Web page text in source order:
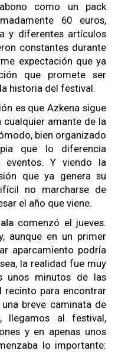
como un pack
60 euros,
y diferentes artículos
constantes durante
expectación que ya
que promete ser
historia del festival.
es que Azkena sigue
cualquier amante de la
bien organizado
que lo diferencia
eventos. Y viendo la
que ya genera su
no marcharse de
el año que viene.
comenzó el jueves.
aunque en un primer
aparcamiento podría
la realidad fue muy
unos minutos de las
recinto para encontrar
breve caminata de
llegamos al festival,
y en apenas unos
lo importante: